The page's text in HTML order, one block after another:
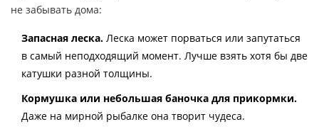
не забывать дома:
Запасная леска. Леска может порваться или запутаться
в самый неподходящий момент. Лучше взять хотя бы две
катушки разной толщины.
Кормушка или небольшая баночка для прикормки.
Даже на мирной рыбалке она творит чудеса.